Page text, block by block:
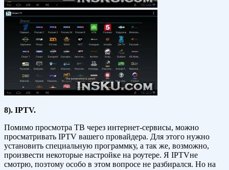
8). IPTV.
Помимо просмотра ТВ через интернет-сервисы, можно
просматривать IPTV вашего провайдера. Для этого нужно
установить специальную программку, а так же, возможно,
произвести некоторые настройке на роутере. Я IPTVне
смотрю, поэтому особо в этом вопросе не разбирался. Но на